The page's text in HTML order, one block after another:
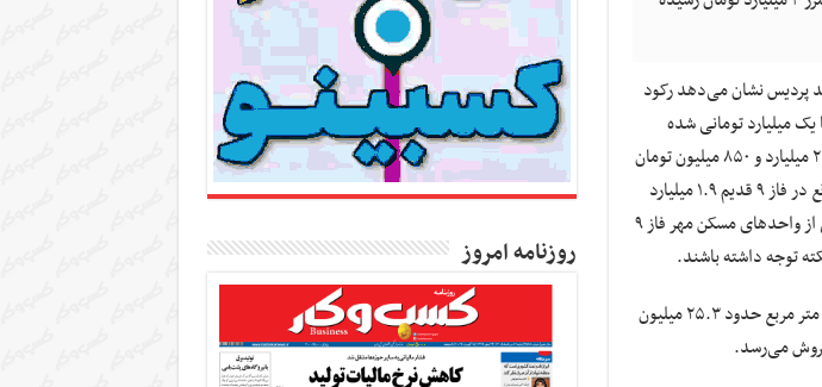
پردیس نشان می‌دهد رکود
میلیارد تومانی شده
است. بر این اساس یک واحد مسکن مهر واقع در فاز ۵ با مساحت ۸۷ متر مربع با قیمت ۲ میلیارد و ۸۵۰ میلیون تومان
یعنی هر متر مربع حدود ۳۲.۷ میلیون تومان آگهی شده است. واحدی با همین متراژ واقع در فاز ۹ قدیم ۱.۹ میلیارد
تومان برای فروش آگهی شده است، یعنی هر متر مربع حدود ۲۱.۸ میلیون تومان. بخشی از واحدهای مسکن مهر فاز ۹
توجه داشته باشند.
در فاز ۸ پردیس یک واحد ۱۰۵ متری ۲ خواب با قیمت ۲ میلیارد و ۶۶۰ میلیون تومان (هر متر مربع حدود ۲۵.۳ میلیون
می‌رسد.
روزنامه امروز